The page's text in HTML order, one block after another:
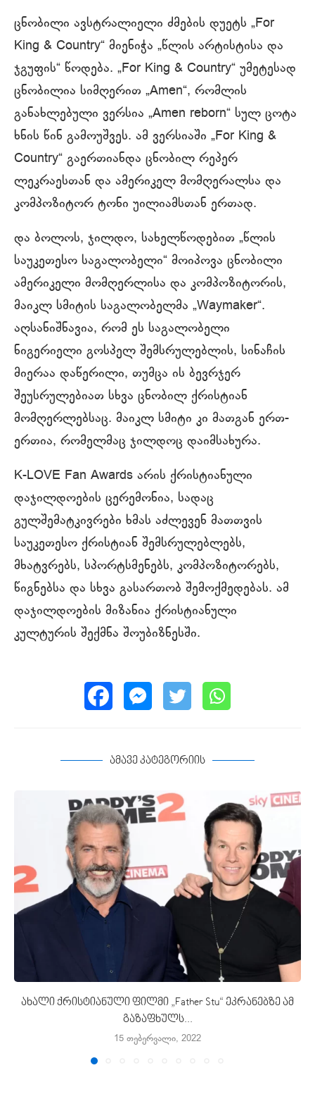
ცნობილი ავსტრალიელი ძმების დუეტს „For
King & Country“ მიენიჭა „წლის არტისტისა და
ჯგუფის“ წოდება. „For King & Country“ უმეტესად
ცნობილია სიმღერით „Amen“, რომლის
განახლებული ვერსია „Amen reborn“ სულ ცოტა
ხნის წინ გამოუშვეს. ამ ვერსიაში „For King &
Country“ გაერთიანდა ცნობილ რეპერ
ლეკრაესთან და ამერიკელ მომღერალსა და
კომპოზიტორ ტონი უილიამსთან ერთად.
და ბოლოს, ჯილდო, სახელწოდებით „წლის
საუკეთესო საგალობელი“ მოიპოვა ცნობილი
ამერიკელი მომღერლისა და კომპოზიტორის,
მაიკლ სმიტის საგალობელმა „Waymaker“.
აღსანიშნავია, რომ ეს საგალობელი
ნიგერიელი გოსპელ შემსრულებლის, სინაჩის
მიერაა დაწერილი, თუმცა ის ბევრჯერ
შეუსრულებიათ სხვა ცნობილ ქრისტიან
მომღერლებსაც. მაიკლ სმიტი კი მათგან ერთ-
ერთია, რომელმაც ჯილდოც დაიმსახურა.
K-LOVE Fan Awards არის ქრისტიანული
დაჯილდოების ცერემონია, სადაც
გულშემატკივრები ხმას აძლევენ მათთვის
საუკეთესო ქრისტიან შემსრულებლებს,
მხატვრებს, სპორტსმენებს, კომპოზიტორებს,
წიგნებსა და სხვა გასართობ შემოქმედებას. ამ
დაჯილდოების მიზანია ქრისტიანული
კულტურის შექმნა შოუბიზნესში.
ამავე კატეგორიის
ახალი ქრისტიანული ფილმი „Father Stu“ ეკრანებზე ამ
გაზაფხულს...
15 თებერვალი, 2022